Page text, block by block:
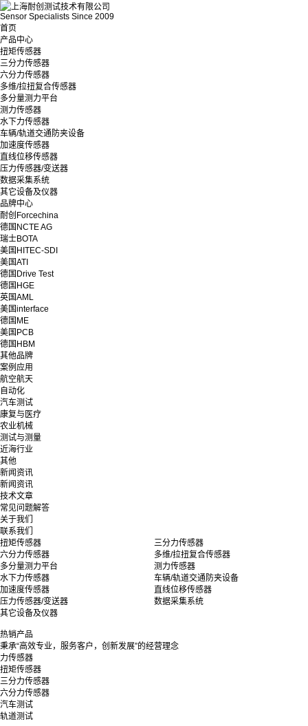
Sensor Specialists Since 2009
首页
产品中心
扭矩传感器
三分力传感器
六分力传感器
多维/拉扭复合传感器
多分量测力平台
测力传感器
水下力传感器
车辆/轨道交通防夹设备
加速度传感器
直线位移传感器
压力传感器/变送器
数据采集系统
其它设备及仪器
品牌中心
耐创Forcechina
德国NCTE AG
瑞士BOTA
美国HITEC-SDI
美国ATI
德国Drive Test
德国HGE
英国AML
美国interface
德国ME
美国PCB
德国HBM
其他品牌
案例应用
航空航天
自动化
汽车测试
康复与医疗
农业机械
测试与测量
近海行业
其他
新闻资讯
新闻资讯
技术文章
常见问题解答
关于我们
联系我们
扭矩传感器
三分力传感器
六分力传感器
多维/拉扭复合传感器
多分量测力平台
测力传感器
水下力传感器
车辆/轨道交通防夹设备
加速度传感器
直线位移传感器
压力传感器/变送器
数据采集系统
其它设备及仪器
热销产品
秉承“高效专业，服务客户，创新发展”的经营理念
力传感器
扭矩传感器
三分力传感器
六分力传感器
汽车测试
轨道测试